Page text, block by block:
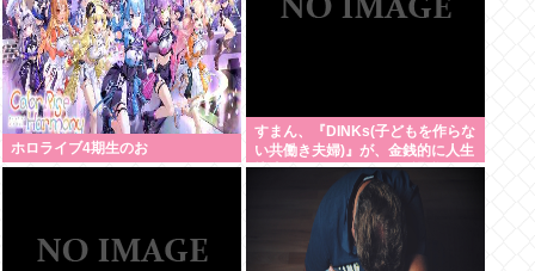
ホロライブ4期生のお
すまん、『DINKs(子どもを作らな
い共働き夫婦)』が、金銭的に人生
快適過ぎるんだが、これ課税しな
くていいの？